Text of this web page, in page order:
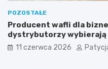
POZOSTAŁE
Producent wafli dla
dystrybutorzy wybierają
11 czerwca 2026